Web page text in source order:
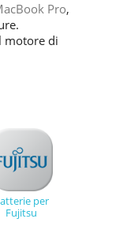
Pro,
motore di
per
Fujitsu